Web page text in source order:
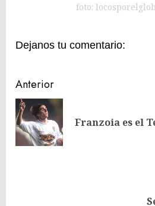
foto:
Dejanos tu comentario:
Navegación
de
entradas
Anterior
Franzoia es el